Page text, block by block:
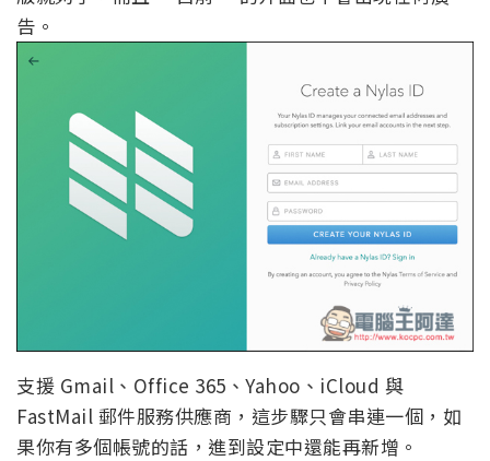
告。
支援 Gmail、Office 365、Yahoo、iCloud 與
FastMail 郵件服務供應商，這步驟只會串連一個，如
果你有多個帳號的話，進到設定中還能再新增。